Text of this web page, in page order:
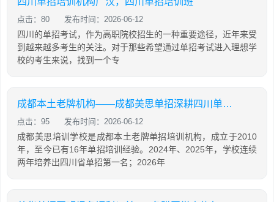
点击：80 发布时间：2026-06-12
四川的单招考试，作为高职院校招生的一种重要途径，近年来受
到越来越多考生的关注。对于那些希望通过单招考试进入理想学
校的考生来说，找到一个专
成都本土老牌机构——成都美思单招深耕四川单招16年，助力学生录取公办院校！
点击：95 发布时间：2026-06-12
成都美思培训学校是成都本土老牌单招培训机构，成立于2010
年，至今已有16年单招培训经验。2024年、2025年，学校连续
两年培养出四川省单招第一名；2026年